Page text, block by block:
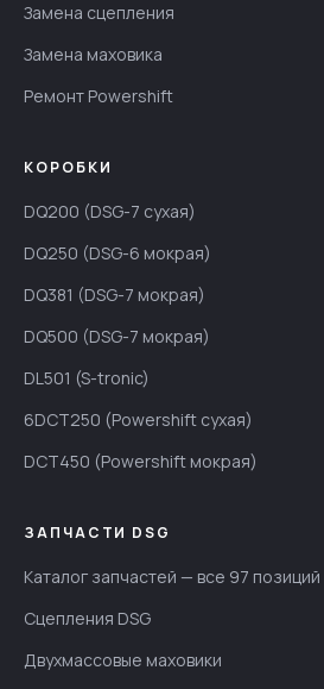
Замена сцепления
Замена маховика
Ремонт Powershift
КОРОБКИ
DQ200 (DSG-7 сухая)
DQ250 (DSG-6 мокрая)
DQ381 (DSG-7 мокрая)
DQ500 (DSG-7 мокрая)
DL501 (S-tronic)
6DCT250 (Powershift сухая)
DCT450 (Powershift мокрая)
ЗАПЧАСТИ DSG
Каталог запчастей — все 97 позиций
Сцепления DSG
Двухмассовые маховики